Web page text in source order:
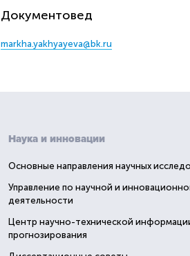
Документовед
markha.yakhyayeva@bk.ru
Наука и инновации
Основные направления научных
Управление по научной и
деятельности
Центр научно-технической
прогнозирования